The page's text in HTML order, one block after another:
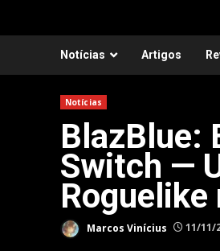
Notícias Artigos
Notícias
BlazBlue:
Switch —
Roguelike
Marcos Vinícius 11/11/